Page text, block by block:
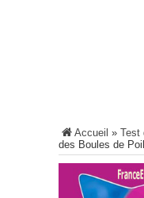
Accueil » Test
des Boules de